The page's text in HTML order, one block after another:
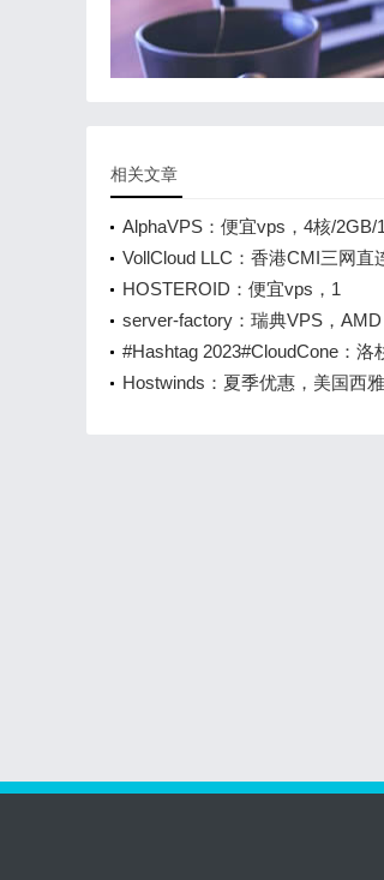
相关文章
AlphaVPS：便宜vps，4核/
宽，€3.5/月起，可选洛杉矶/纽
€39/月起
VollCloud LLC：香港CMI三网直
$7.6起，年付$56起，5Gbps带
体，续费享免费升级服务
HOSTEROID：便宜vps，1
核/512MB/10GB/324GB/1Gbps
新泽西/伦敦机房
server-factory：瑞典VPS，
1核2G25GB NVMe/4TB/1Gbps
#Hashtag 2023#CloudCone：洛
核/512MB/20GB/2TB/1Gbps，
Hostwinds：夏季优惠，美国西